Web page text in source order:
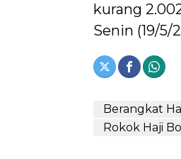
kurang
Senin (19/5/
Berangkat
Rokok Haji